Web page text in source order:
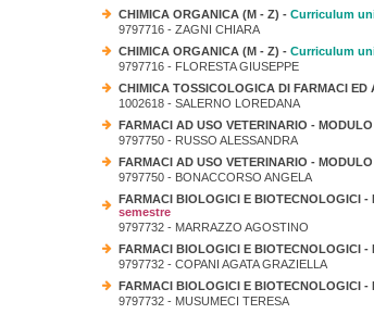
CHIMICA ORGANICA (M - Z) - Curriculum
9797716 - ZAGNI CHIARA
CHIMICA ORGANICA (M - Z) - Curriculum
9797716 - FLORESTA GIUSEPPE
CHIMICA TOSSICOLOGICA DI FARMACI ED
1002618 - SALERNO LOREDANA
FARMACI AD USO VETERINARIO -
9797750 - RUSSO ALESSANDRA
FARMACI AD USO VETERINARIO -
9797750 - BONACCORSO ANGELA
FARMACI BIOLOGICI E BIOTECNOLOGICI
semestre
9797732 - MARRAZZO AGOSTINO
FARMACI BIOLOGICI E BIOTECNOLOGICI
9797732 - COPANI AGATA GRAZIELLA
FARMACI BIOLOGICI E BIOTECNOLOGICI -
9797732 - MUSUMECI TERESA